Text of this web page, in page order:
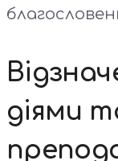
діями